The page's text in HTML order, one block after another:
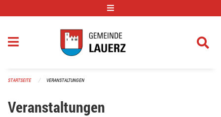
STARTSEITE VERANSTALTUNGEN
Veranstaltungen